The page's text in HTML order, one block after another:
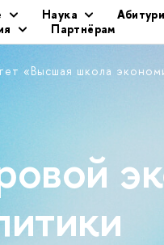
Наука
Партнёрам
«Высшая школа